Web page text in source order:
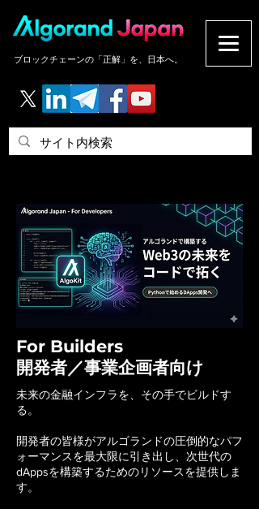
ブロックチェーンの「正解」を、日本へ。
For Builders
開発者／事業企画者向け
未来の金融インフラを、その手でビルドす
る。
開発者の皆様がアルゴランドの圧倒的なパフ
ォーマンスを最大限に引き出し、次世代の
dAppsを構築するためのリソースを提供しま
す。